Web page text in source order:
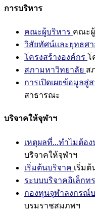
การบริหาร
คณะผู้บริหาร คณะ
วิสัยทัศน์และยุทธศา
โครงสร้างองค์กร โ
สภามหาวิทยาลัย ส
การเปิดเผยข้อมูลสู่
สาธารณะ
บริจาคให้จุฬาฯ
เหตุผลที่...ทำไมต้อ
บริจาคให้จุฬาฯ
เริ่มต้นบริจาค เริ่มต้
ระบบบริจาคอิเล็กท
กองทุนจุฬาลงกรณ์
บรมราชสมภพฯ